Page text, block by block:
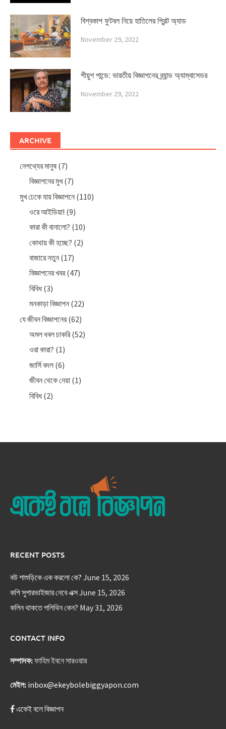
বিশ্বকাপ ফুটবল নিয়ে হাতিলের প্রিন্ট অ্যাড
November 29, 2022
পীয়ুশ পান্ডে: ভারতীয় বিজ্ঞাপনের ব্র্যান্ড অ্যাম্বাসেডর
November 29, 2022
ARCHIVE
নেপথ্যের মানুষ (7)
বিজ্ঞাপনের মুখ(7)
মুখ ঢেকে যায় বিজ্ঞাপনে (110)
ওরে আইডিয়া! (9)
কারা কী বানালো? (10)
কোথায় কী হচ্ছে? (2)
বাজারে নতুন (17)
বিজ্ঞাপনের খবর(47)
বিবিধ(3)
মনকাড়া বিজ্ঞাপন (22)
যে জীবন বিজ্ঞাপনের(62)
অমল ধবল চাকরি(52)
ওরা কারা? (1)
জার্সি বদল (6)
জীবন থেকে নেয়া (1)
বিবিধ(2)
RECENT POSTS
বউ শাশুড়িকে এক করলো কে? June 15, 2026
কপি সুপারভাইজার নেবে এক্সJune 15, 2026
কলিন থাকতে পলিথিন কেন? May 31, 2026
CONTACT INFO
সম্পাদক:ফাহিম ইবনে সারওয়ার
মেইল: inbox@ekeybolebiggyapon.com
একেই বলে বিজ্ঞাপন